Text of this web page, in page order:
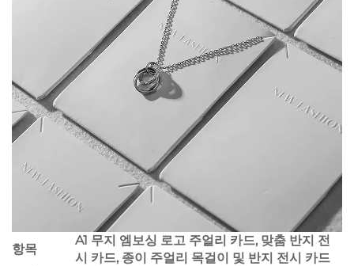
항목
A1 무지 엠보싱 로고 주얼리 카드, 맞춤 반지 전
시 카드, 종이 주얼리 목걸이 및 반지 전시 카드